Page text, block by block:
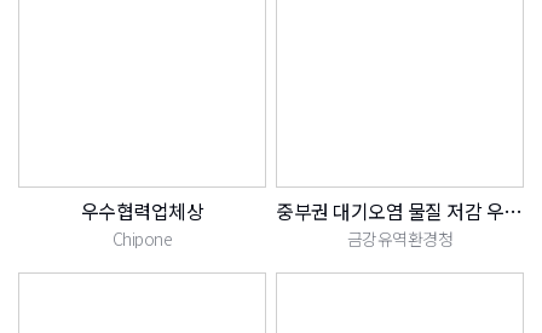
우수협력업체상
Chipone
중부권 대기오염 물질 저감 우수사업장 선정
금강유역환경청